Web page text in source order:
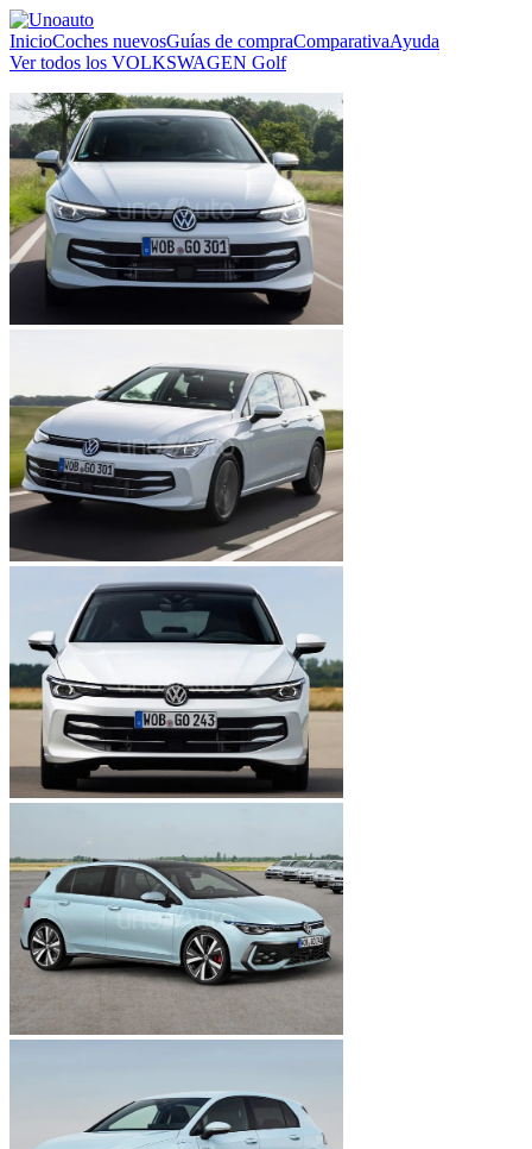
InicioCoches nuevosGuías de compraComparativaAyuda
Ver todos los VOLKSWAGEN Golf